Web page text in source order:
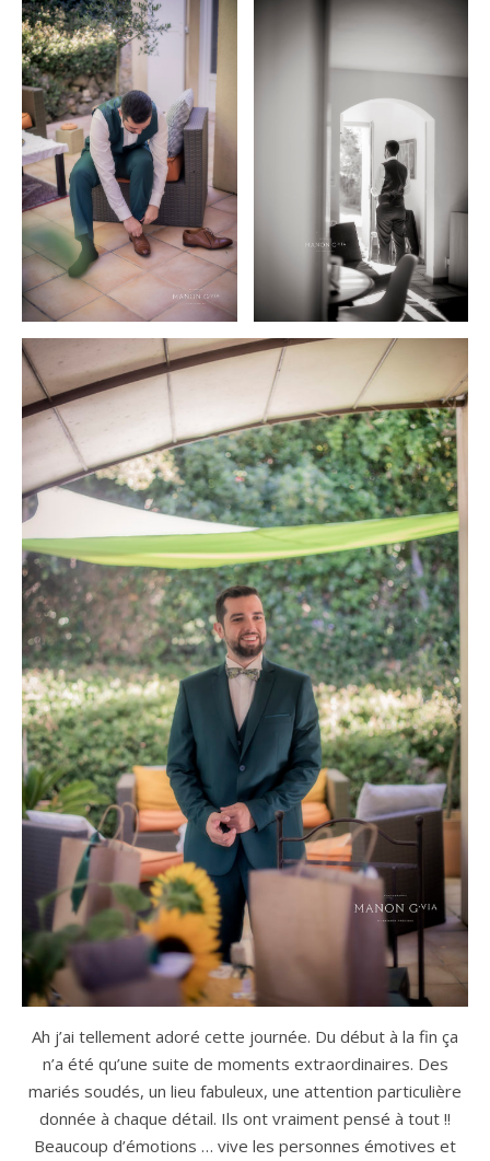
Ah j’ai tellement adoré cette journée. Du début à la fin ça
n’a été qu’une suite de moments extraordinaires. Des
mariés soudés, un lieu fabuleux, une attention particulière
donnée à chaque détail. Ils ont vraiment pensé à tout !!
Beaucoup d’émotions … vive les personnes émotives et